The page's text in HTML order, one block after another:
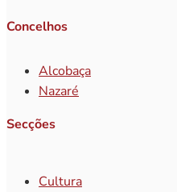
Concelhos
Alcobaça
Nazaré
Secções
Cultura